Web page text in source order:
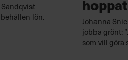
lön.
Johanna
jobba grönt:
som vill göra